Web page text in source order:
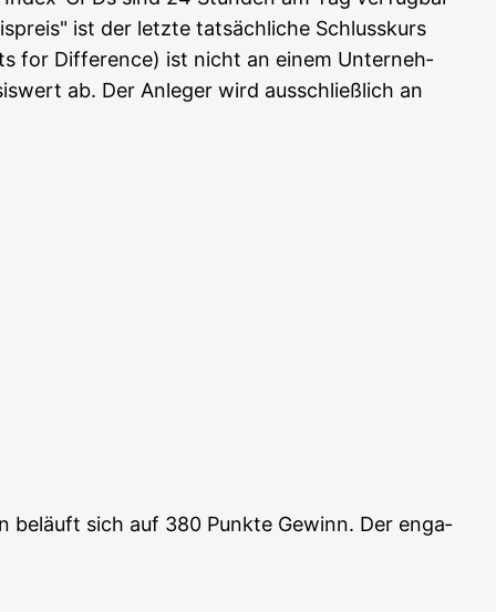
ist der letz­te tat­säch­li­che Schluss­kurs
for Dif­fe­rence) ist nicht an einem Unter­neh­
ab. Der Anle­ger wird aus­schließ­lich an
beläuft sich auf 380 Punk­te Gewinn. Der enga­